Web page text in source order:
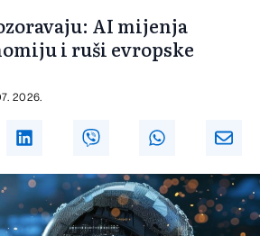
AI mijenja
i ruši evropske
2026.